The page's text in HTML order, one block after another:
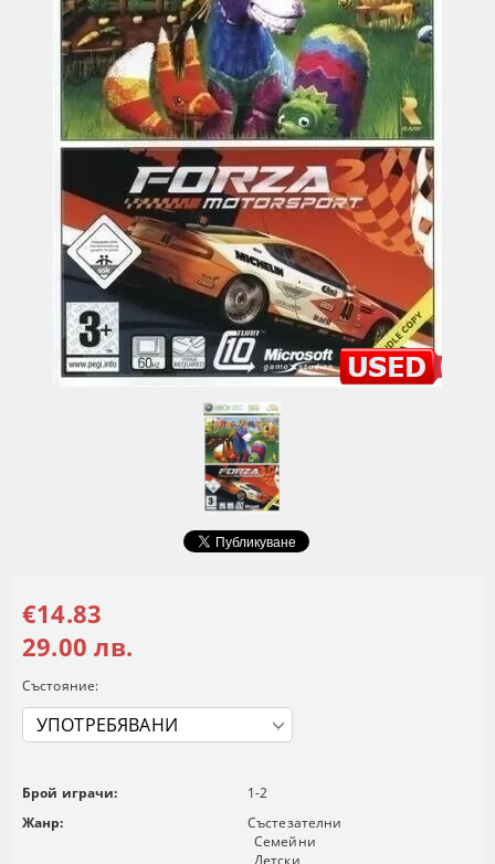
€14.83
29.00 лв.
Състояние:
Брой играчи:
1-2
Жанр:
Състезателни
Семейни
Детски